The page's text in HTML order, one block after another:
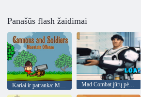
Panašūs flash žaidimai
Kariai ir patranka: Mountain Attack Mad Combat jūrų pėstininkai